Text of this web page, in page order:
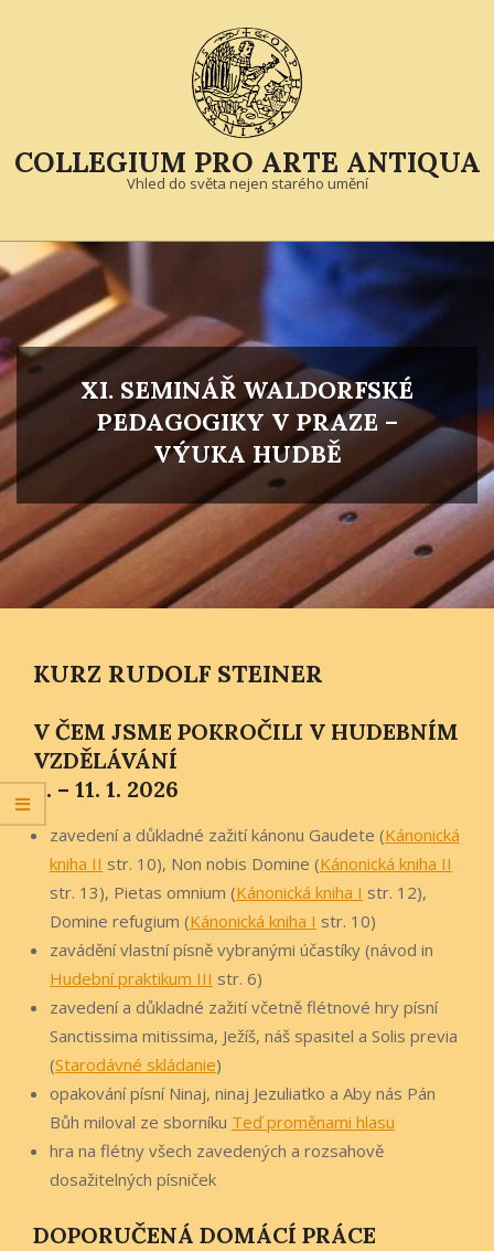
COLLEGIUM PRO ARTE ANTIQUA
Vhled do světa nejen starého umění
Primary
Navigation
Menu
XI. SEMINÁŘ WALDORFSKÉ
PEDAGOGIKY V PRAZE –
VÝUKA HUDBĚ
KURZ RUDOLF STEINER
V ČEM JSME POKROČILI V HUDEBNÍM
VZDĚLÁVÁNÍ
9. – 11. 1. 2026
zavedení a důkladné zažití kánonu Gaudete (Kánonická
kniha II str. 10), Non nobis Domine (Kánonická kniha II
str. 13), Pietas omnium (Kánonická kniha I str. 12),
Domine refugium (Kánonická kniha I str. 10)
zavádění vlastní písně vybranými účastíky (návod in
Hudební praktikum III str. 6)
zavedení a důkladné zažití včetně flétnové hry písní
Sanctissima mitissima, Ježíš, náš spasitel a Solis previa
(Starodávné skládanie)
opakování písní Ninaj, ninaj Jezuliatko a Aby nás Pán
Bůh miloval ze sborníku Teď proměnami hlasu
hra na flétny všech zavedených a rozsahově
dosažitelných písniček
DOPORUČENÁ DOMÁCÍ PRÁCE